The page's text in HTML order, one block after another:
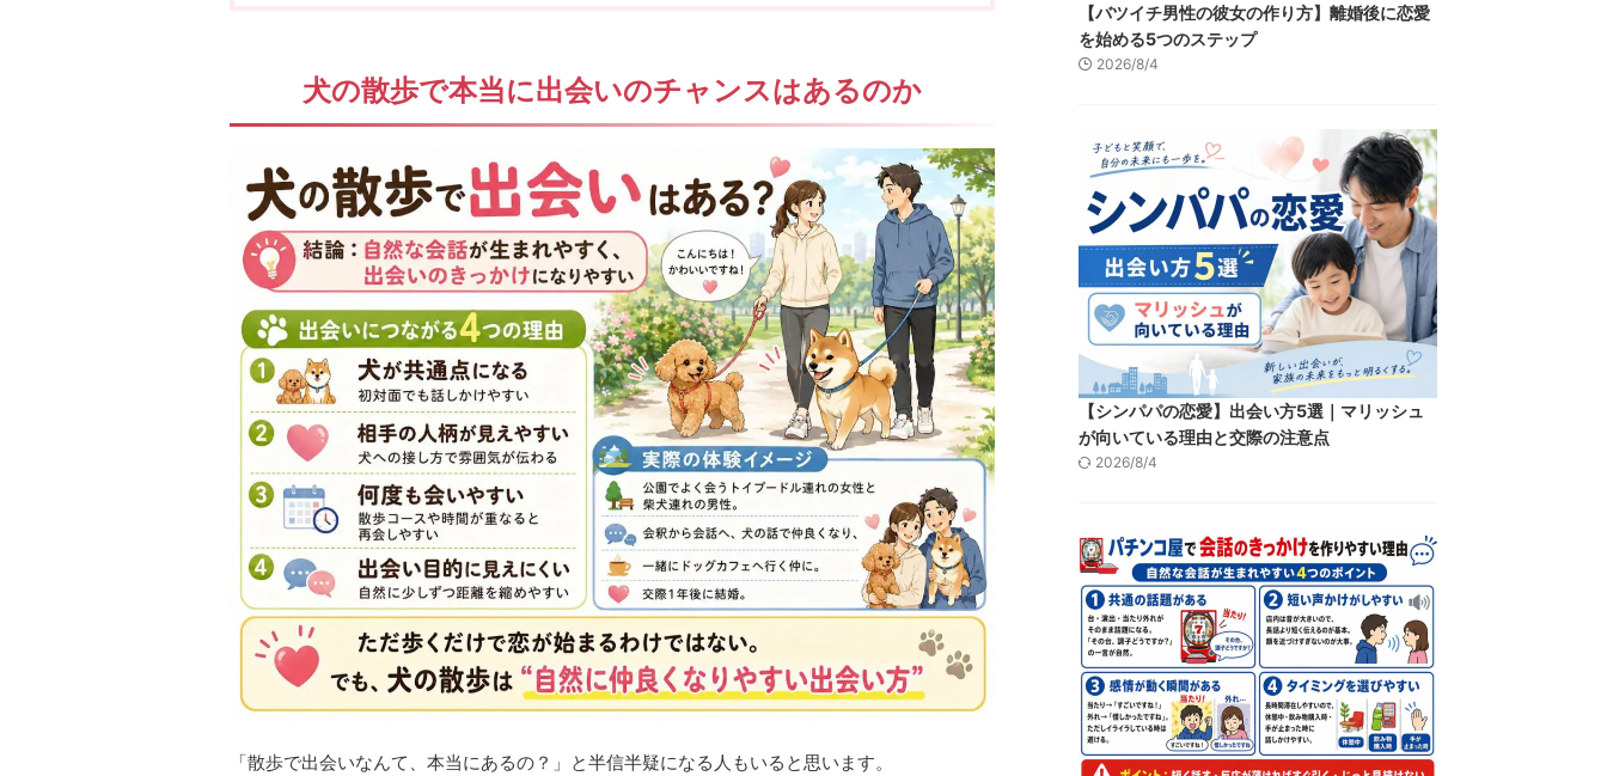
犬の散歩で本当に出会いのチャンスはあるのか
「散歩で出会いなんて、本当にあるの？」と半信半疑になる人もいると思います。
【バツイチ男性の彼女の作り方】離婚後に恋愛
を始める5つのステップ
2026/8/4
【シンパパの恋愛】出会い方5選｜マリッシュ
が向いている理由と交際の注意点
2026/8/4